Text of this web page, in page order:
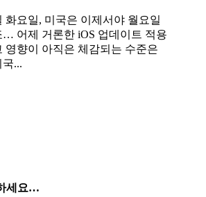
화요일, 미국은 이제서야 월요일
… 어제 거론한 iOS 업데이트 적용
영향이 아직은 체감되는 수준은
...
세요…